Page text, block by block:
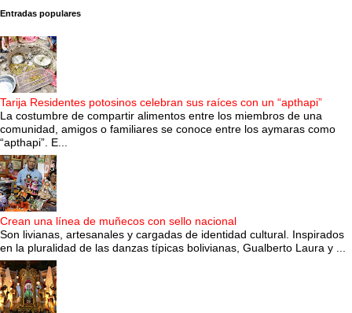
Entradas populares
Tarija Residentes potosinos celebran sus raíces con un “apthapi”
La costumbre de compartir alimentos entre los miembros de una
comunidad, amigos o familiares se conoce entre los aymaras como
“apthapi”. E...
Crean una línea de muñecos con sello nacional
Son livianas, artesanales y cargadas de identidad cultural. Inspirados
en la pluralidad de las danzas típicas bolivianas, Gualberto Laura y ...